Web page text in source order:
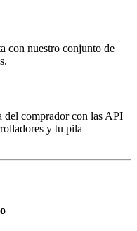
con nuestro conjunto de
del comprador con las API
y tu pila